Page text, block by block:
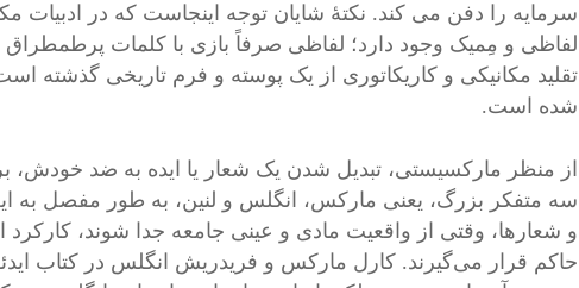
سرمایه را دفن می کند. نکتۀ شایان توجه اینجاست که در ادبیات
لفاظی و مِمیک وجود دارد؛ لفاظی صرفاً بازی با کلمات
تقلید مکانیکی و کاریکاتوری از یک پوسته و فرم تاریخی گذشته
شده است.
از منظر مارکسیستی، تبدیل شدن یک شعار یا ایده به ضد خودش،
سه متفکر بزرگ، یعنی مارکس، انگلس و لنین، به طور مفصل به
و شعارها، وقتی از واقعیت مادی و عینی جامعه جدا شوند،
حاکم قرار می‌گیرند. کارل مارکس و فریدریش انگلس در کتاب